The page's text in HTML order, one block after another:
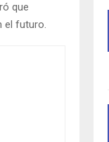
que
el futuro.